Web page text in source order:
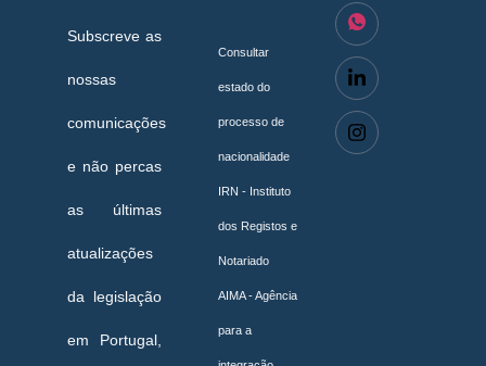
Consultar
estado do
processo de
nacionalidade
IRN - Instituto
dos Registos e
Notariado
AIMA - Agência
para a
Subscreve as
nossas
comunicações
e não percas
as últimas
atualizações
da legislação
em Portugal,